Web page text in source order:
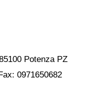
Potenza PZ
0971650682